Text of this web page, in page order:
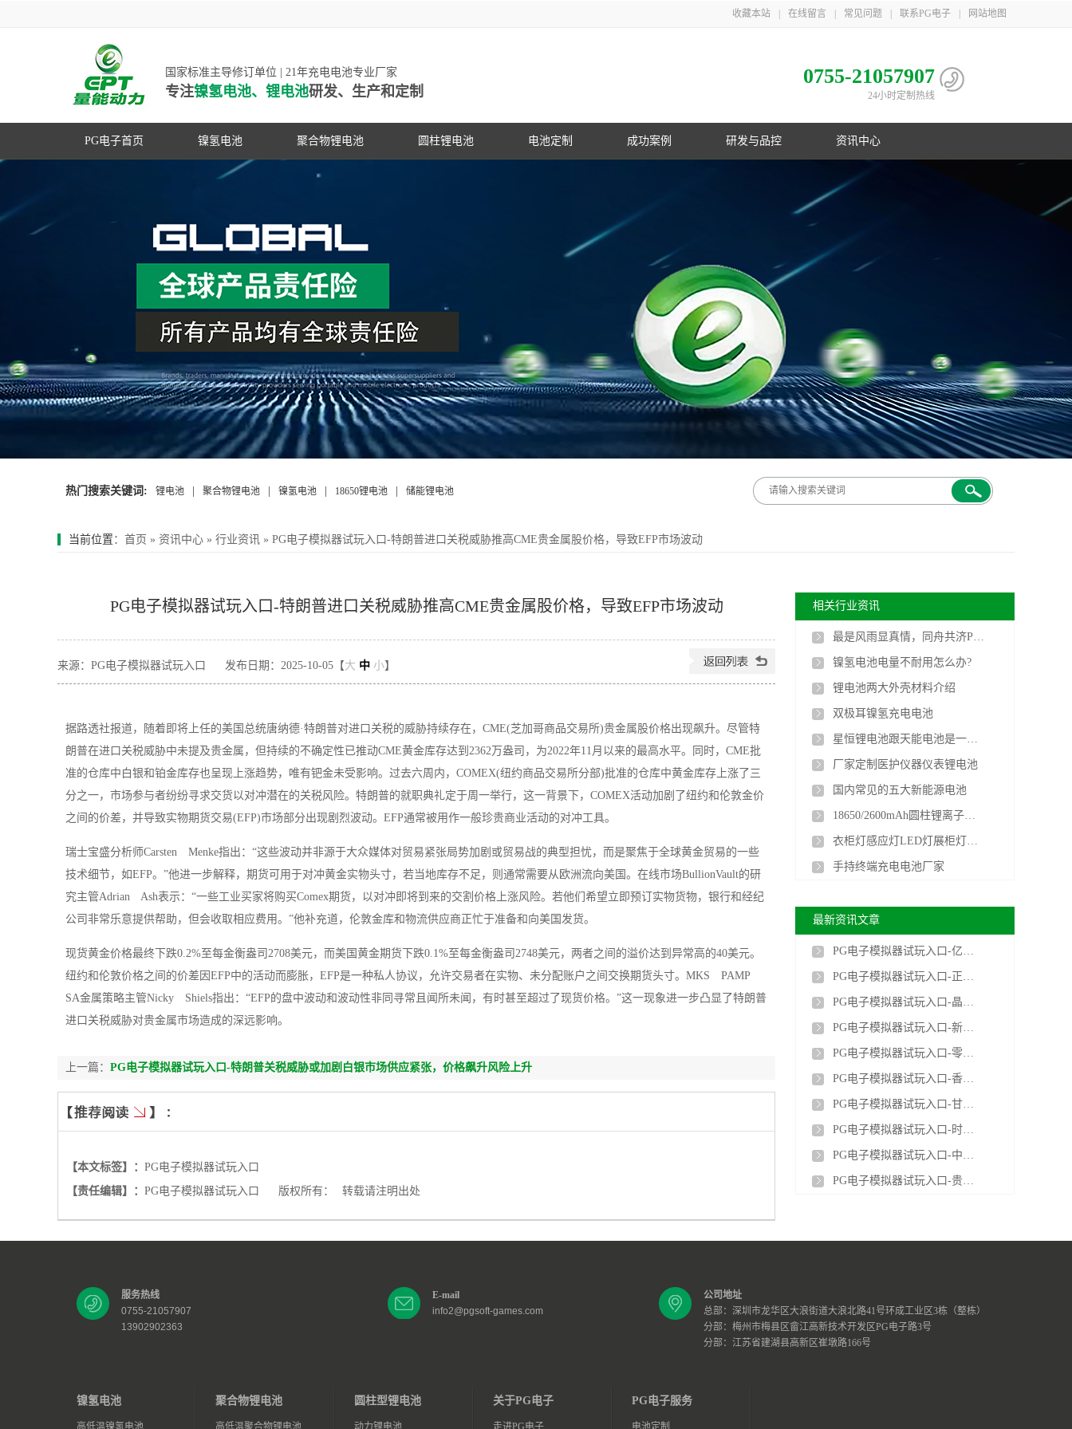
收藏本站 在线留言 常见问题 联系PG电子 网站地图
国家标准主导修订单位 | 21年充电电池专业厂家
专注镍氢电池、锂电池研发、生产和定制
0755-21057907
24小时定制热线
PG电子首页 镍氢电池 聚合物锂电池 圆柱锂电池 电池定制 成功案例 研发与品控 资讯中心
高容量镍氢电池
超低自放电镍氢电池
动力镍氢电池
常规镍氢电池
PG游戏官网是镍氢电池国家标准主导
修订单位，并参与多项锂电池行业国
家标准的制定
动力聚合物锂电池
数码聚合物锂电池
家标准的制定
PG游戏官网是镍氢电池国家标准主导
修订单位，并参与多项锂电池行业国
PG电子在行业首创镍氢B型电池；在
电池定制
品质管控
PG游戏官网三地一共取得国家专利
企业文化
联系PG电子
PG游戏官网是国家高新技术企业，在
PG游戏官网21年服务上千家客户，遍
热门搜索关键词: 锂电池 聚合物锂电池 镍氢电池 18650锂电池 储能锂电池
当前位置 ： 首页 » 资讯中心 » 行业资讯 » PG电子模拟器试玩入口-特朗普进口关税威胁推高CME贵金属股价格，导致EFP市场波动
PG电子模拟器试玩入口-特朗普进口关税威胁推高CME贵金属股价格，导致EFP市场波动
来源：PG电子模拟器试玩入口 发布日期：2025-10-05【大 中 小】
据路透社报道，随着即将上任的美国总统唐纳德·特朗普对进口关税的威胁持续存在，CME(芝加哥商品交易所)贵金属股价格出现飙升。尽管特
朗普在进口关税威胁中未提及贵金属，但持续的不确定性已推动CME黄金库存达到2362万盎司，为2022年11月以来的最高水平。同时，CME批
准的仓库中白银和铂金库存也呈现上涨趋势，唯有钯金未受影响。过去六周内，COMEX(纽约商品交易所分部)批准的仓库中黄金库存上涨了三
分之一，市场参与者纷纷寻求交货以对冲潜在的关税风险。特朗普的就职典礼定于周一举行，这一背景下，COMEX活动加剧了纽约和伦敦金价
之间的价差，并导致实物期货交易(EFP)市场部分出现剧烈波动。EFP通常被用作一般珍贵商业活动的对冲工具。
瑞士宝盛分析师Carsten Menke指出：“这些波动并非源于大众媒体对贸易紧张局势加剧或贸易战的典型担忧，而是聚焦于全球黄金贸易的一些
技术细节，如EFP。”他进一步解释，期货可用于对冲黄金实物头寸，若当地库存不足，则通常需要从欧洲流向美国。在线市场BullionVault的研
究主管Adrian Ash表示：“一些工业买家将购买Comex期货，以对冲即将到来的交割价格上涨风险。若他们希望立即预订实物货物，银行和经纪
公司非常乐意提供帮助，但会收取相应费用。”他补充道，伦敦金库和物流供应商正忙于准备和向美国发货。
现货黄金价格最终下跌0.2%至每金衡盎司2708美元，而美国黄金期货下跌0.1%至每金衡盎司2748美元，两者之间的溢价达到异常高的40美元。
纽约和伦敦价格之间的价差因EFP中的活动而膨胀，EFP是一种私人协议，允许交易者在实物、未分配账户之间交换期货头寸。MKS PAMP
SA金属策略主管Nicky Shiels指出：“EFP的盘中波动和波动性非同寻常且闻所未闻，有时甚至超过了现货价格。”这一现象进一步凸显了特朗普
进口关税威胁对贵金属市场造成的深远影响。
上一篇： PG电子模拟器试玩入口-特朗普关税威胁或加剧白银市场供应紧张，价格飙升风险上升
下一篇：PG电子模拟器试玩入口-压气储能产业化进
【本文标签】： PG电子模拟器试玩入口
【责任编辑】： PG电子模拟器试玩入口 版权所有： 转载请注明出处
相关行业资讯
最是风雨显真情，同舟共济PG电子人
镍氢电池电量不耐用怎么办?
锂电池两大外壳材料介绍
双极耳镍氢充电电池
星恒锂电池跟天能电池是一家的吗
厂家定制医护仪器仪表锂电池
国内常见的五大新能源电池
18650/2600mAh圆柱锂离子电池
衣柜灯感应灯LED灯展柜灯聚合物长条锂电池厂家
手持终端充电电池厂家
最新资讯文章
PG电子模拟器试玩入口-亿纬锂能两款全固态电池在成都经开区下线
PG电子模拟器试玩入口-正泰新能源签约土耳其Kuzukuyu12MWp光储项目
PG电子模拟器试玩入口-晶科储能与合作伙伴签署1.1GWh战略合作框架协议
PG电子模拟器试玩入口-新型电解液突破无负极锂电池寿命瓶颈
PG电子模拟器试玩入口-零下70℃仍可正常工作！我国锂电池核心技术获首创突破
PG电子模拟器试玩入口-香港首个光储充检智能充电站投运
PG电子模拟器试玩入口-甘肃新型储能装机突破900万千瓦 相当于5.5个刘家峡水电站
PG电子模拟器试玩入口-时代储能首个铁铬液流电池出口项目顺利完成工厂验收
PG电子模拟器试玩入口-中国电建签约阿联酋阿布扎比光储项目，合同金额约139.62亿元
PG电子模拟器试玩入口-贵州首座100MW/200MWh构网型储能电站全容量并网投运
服务热线
0755-21057907
13902902363
E-mail
info2@pgsoft-games.com
公司地址
总部：深圳市龙华区大浪街道大浪北路41号环成工业区3栋（整栋）
分部：梅州市梅县区畲江高新技术开发区PG电子路3号
分部：江苏省建湖县高新区崔墩路166号
镍氢电池
高低温镍氢电池
聚合物锂电池
高低温聚合物锂电池
圆柱型锂电池
动力锂电池
关于PG电子
走进PG电子
PG电子服务
电池定制